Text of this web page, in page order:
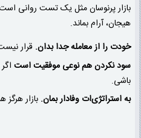
بازار پرنوسان مثل یک تست روانی است.
هیجان، آرام بماند.
خودت را از معامله جدا بدان. قرار
سود نکردن هم نوعی موفقیت است
باشی.
به استراتژی‌ات وفادار بمان. بازار